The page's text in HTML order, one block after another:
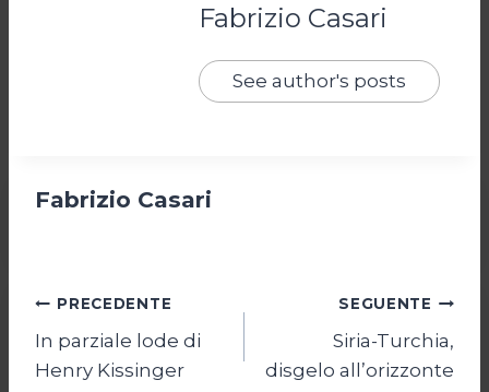
Fabrizio Casari
See author's posts
Fabrizio Casari
Navigazione
articoli
PRECEDENTE
In parziale lode di
Henry Kissinger
SEGUENTE
Siria-Turchia,
disgelo all’orizzonte